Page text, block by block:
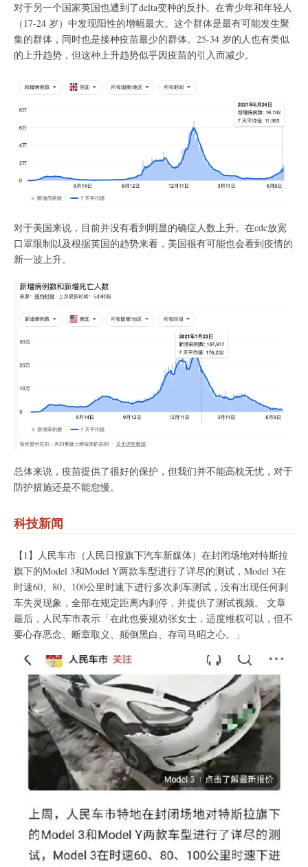
对于另一个国家英国也遭到了delta变种的反扑。在青少年和年轻人
（17-24 岁）中发现阳性的增幅最大。这个群体是最有可能发生聚
集的群体，同时也是接种疫苗最少的群体。25-34 岁的人也有类似
的上升趋势，但这种上升趋势似乎因疫苗的引入而减少。
对于美国来说，目前并没有看到明显的确症人数上升。在cdc放宽
口罩限制以及根据英国的趋势来看，美国很有可能也会看到疫情的
新一波上升。
总体来说，疫苗提供了很好的保护，但我们并不能高枕无忧，对于
防护措施还是不能怠慢。
科技新闻
【1】人民车市（人民日报旗下汽车新媒体）在封闭场地对特斯拉
旗下的Model 3和Model Y两款车型进行了详尽的测试，Model 3在
时速60、80、100公里时速下进行多次刹车测试，没有出现任何刹
车失灵现象，全部在规定距离内刹停，并提供了测试视频。 文章
最后，人民车市表示「在此也要规劝张女士，适度维权可以，但不
要心存恶念、断章取义、颠倒黑白、存司马昭之心。」